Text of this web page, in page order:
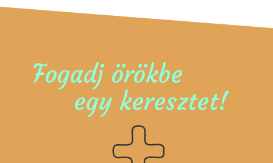
Fogadj örökbe
egy keresztet!